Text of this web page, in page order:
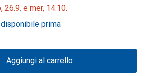
26.9. e mer, 14.10.
prima
Aggiungi al carrello